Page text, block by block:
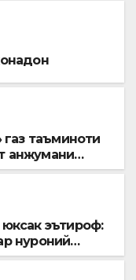
газ таъминоти
анжумани
эътироф:
нуроний
нишони